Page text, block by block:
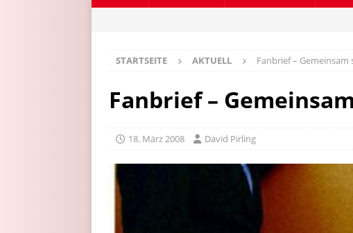
STARTSEITE AKTUELL Fanbrief – Gemeinsam
Fanbrief –
18. März 2008 David Pirling